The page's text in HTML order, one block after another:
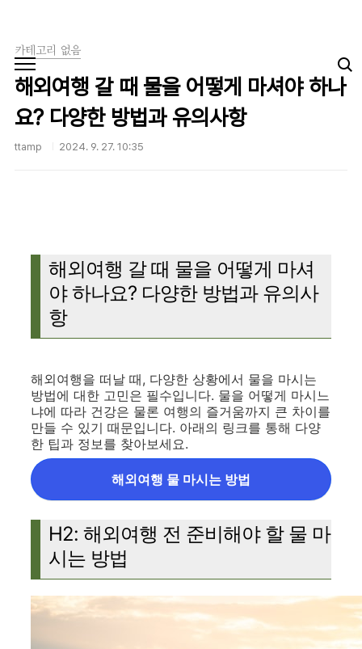
카테고리 없음
해외여행 갈 때 물을 어떻게 마셔야 하나
요? 다양한 방법과 유의사항
ttamp 2024. 9. 27. 10:35
해외여행 갈 때 물을 어떻게 마셔
야 하나요? 다양한 방법과 유의사
항
해외여행을 떠날 때, 다양한 상황에서 물을 마시는
방법에 대한 고민은 필수입니다. 물을 어떻게 마시느
냐에 따라 건강은 물론 여행의 즐거움까지 큰 차이를
만들 수 있기 때문입니다. 아래의 링크를 통해 다양
한 팁과 정보를 찾아보세요.
해외여행 물 마시는 방법
H2: 해외여행 전 준비해야 할 물 마
시는 방법